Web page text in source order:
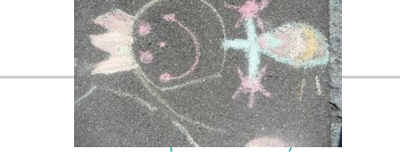
Nasi partnerzy